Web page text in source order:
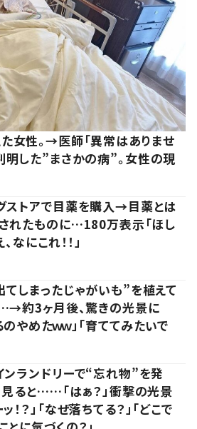
女性。→医師「異常はありませ
した”まさかの病”。女性の現
ストアで目薬を購入→目薬とは
れたものに…180万表示「ほし
、なにこれ！！」
しまったじゃがいも”を植えて
約3ヶ月後、驚きの光景に
のやめたｗｗ」「育ててみたいで
ンランドリーで“忘れ物”を発
見ると……「はぁ？」衝撃の光景
！？」「なぜ落ちてる？」「どこで